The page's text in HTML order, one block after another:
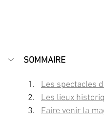
SOMMAIRE
Les spectacles
Les lieux
Faire venir la